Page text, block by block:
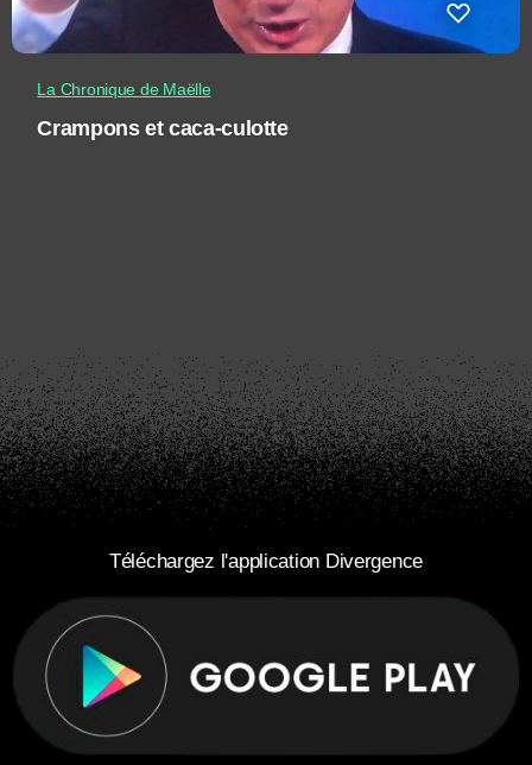
La Chronique de Maëlle
Crampons et caca-culotte
Téléchargez l'application Divergence